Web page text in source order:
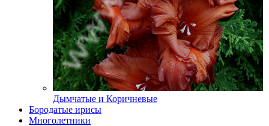
Дымчатые и Коричневые
Бородатые ирисы
Многолетники